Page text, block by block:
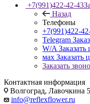
+7(991)422-42-43
Назад
Телефоны
+7(991)422-
Telegram
W/A
мах Заказать
Заказать
Контактная информация
Волгоград, Лавочкина
info@reflexflower.ru